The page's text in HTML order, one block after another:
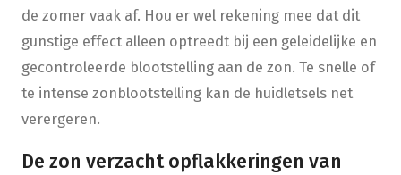
de zomer vaak af. Hou er wel rekening mee dat dit
gunstige effect alleen optreedt bij een geleidelijke en
gecontroleerde blootstelling aan de zon. Te snelle of
te intense zonblootstelling kan de huidletsels net
verergeren.
De zon verzacht opflakkeringen van